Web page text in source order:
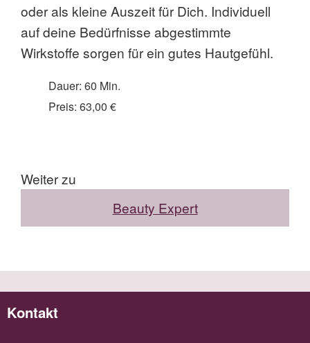
oder als kleine Auszeit für Dich. Individuell
auf deine Bedürfnisse abgestimmte
Wirkstoffe sorgen für ein gutes Hautgefühl.
Dauer: 60 Min.
Preis: 63,00 €
Weiter zu
Beauty Expert
Kontakt